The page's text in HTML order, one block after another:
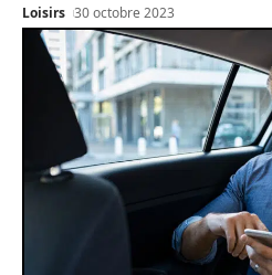
Loisirs 30 octobre 2023